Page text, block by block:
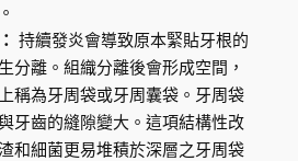
持續發炎會導致原本緊貼牙根的
分離。組織分離後會形成空間，
稱為牙周袋或牙周囊袋。牙周袋
牙齒的縫隙變大。這項結構性改
和細菌更易堆積於深層之牙周袋